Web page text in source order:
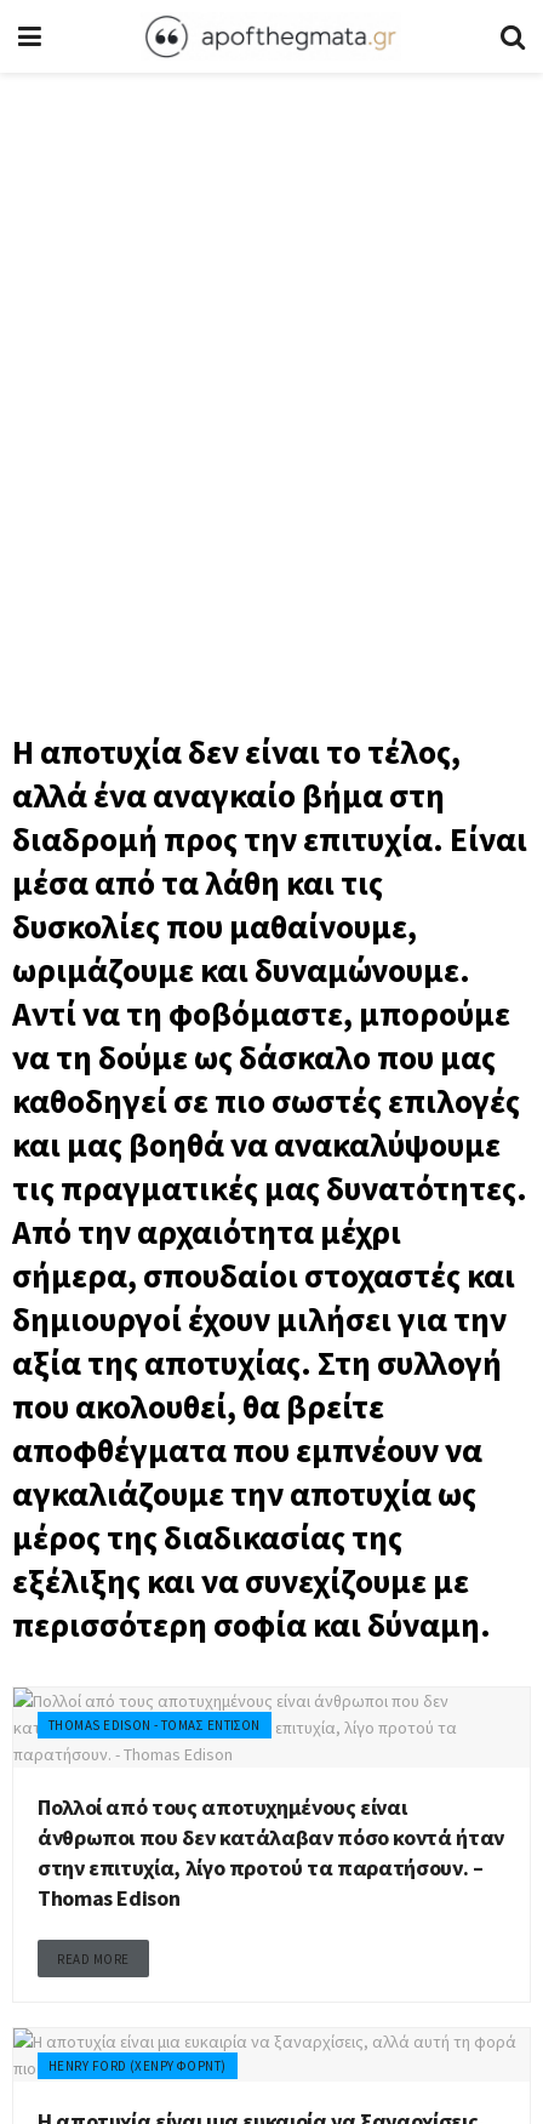
Η αποτυχία δεν είναι το τέλος,
αλλά ένα αναγκαίο βήμα στη
διαδρομή προς την επιτυχία. Είναι
μέσα από τα λάθη και τις
δυσκολίες που μαθαίνουμε,
ωριμάζουμε και δυναμώνουμε.
Αντί να τη φοβόμαστε, μπορούμε
να τη δούμε ως δάσκαλο που μας
καθοδηγεί σε πιο σωστές επιλογές
και μας βοηθά να ανακαλύψουμε
τις πραγματικές μας δυνατότητες.
Από την αρχαιότητα μέχρι
σήμερα, σπουδαίοι στοχαστές και
δημιουργοί έχουν μιλήσει για την
αξία της αποτυχίας. Στη συλλογή
που ακολουθεί, θα βρείτε
αποφθέγματα που εμπνέουν να
αγκαλιάζουμε την αποτυχία ως
μέρος της διαδικασίας της
εξέλιξης και να συνεχίζουμε με
περισσότερη σοφία και δύναμη.
THOMAS EDISON - ΤΌΜΑΣ ΈΝΤΙΣΟΝ
Πολλοί από τους αποτυχημένους είναι
άνθρωποι που δεν κατάλαβαν πόσο κοντά ήταν
στην επιτυχία, λίγο προτού τα παρατήσουν. –
Thomas Edison
READ MORE
HENRY FORD (ΧΈΝΡΥ ΦΟΡΝΤ)